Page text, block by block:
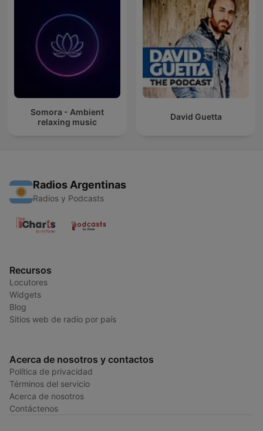
Somora - Ambient
relaxing music
David Guetta
Radios Argentinas
Radios y Podcasts
Recursos
Locutores
Widgets
Blog
Sitios web de radio por país
Acerca de nosotros y contactos
Política de privacidad
Términos del servicio
Acerca de nosotros
Contáctenos